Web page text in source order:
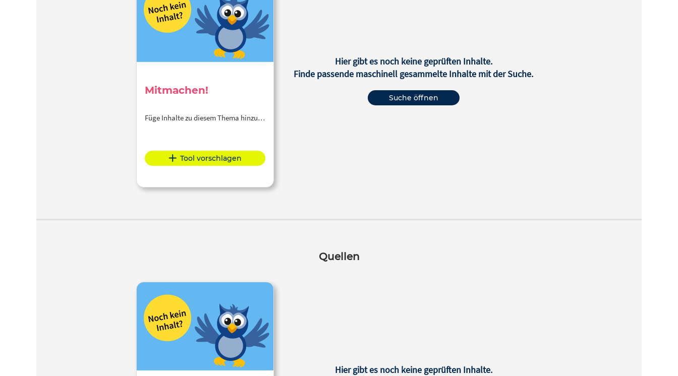
Mitmachen!
Füge Inhalte zu diesem Thema hinzu…
Tool vorschlagen
Hier gibt es noch keine geprüften Inhalte.
Finde passende maschinell gesammelte Inhalte mit der Suche.
Suche öffnen
Quellen
Hier gibt es noch keine geprüften Inhalte.